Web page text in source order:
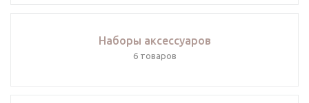
Наборы аксессуаров